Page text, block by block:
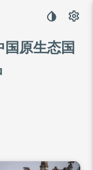
国原生态国